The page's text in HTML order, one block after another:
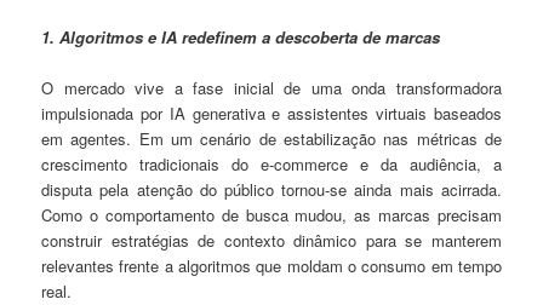
1. Algoritmos e IA redefinem a descoberta de marcas
O mercado vive a fase inicial de uma onda transformadora
impulsionada por IA generativa e assistentes virtuais baseados
em agentes. Em um cenário de estabilização nas métricas de
crescimento tradicionais do e-commerce e da audiência, a
disputa pela atenção do público tornou-se ainda mais acirrada.
Como o comportamento de busca mudou, as marcas precisam
construir estratégias de contexto dinâmico para se manterem
relevantes frente a algoritmos que moldam o consumo em tempo
real.